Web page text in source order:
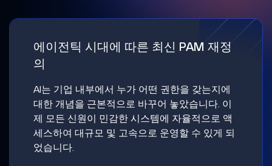
에이전틱 시대에 따른 최신 PAM 재정
의
AI는 기업 내부에서 누가 어떤 권한을 갖는지에
대한 개념을 근본적으로 바꾸어 놓았습니다. 이
제 모든 신원이 민감한 시스템에 자율적으로 액
세스하여 대규모 및 고속으로 운영할 수 있게 되
었습니다.